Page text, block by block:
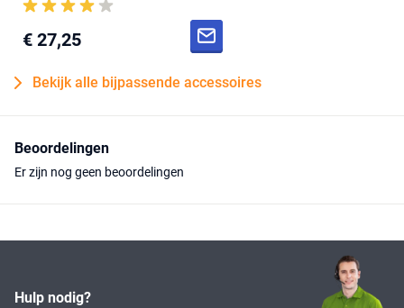
€ 27,25
Bekijk alle bijpassende accessoires
Beoordelingen
Er zijn nog geen beoordelingen
Hulp nodig?